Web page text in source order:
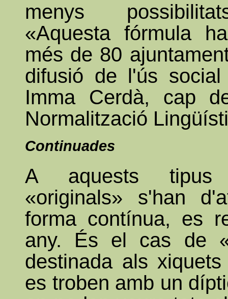
menys
«Aquesta fórmula
més de 80
difusió de l'ús
Imma Cerdà, cap
Normalització
Continuades
A aquests tipus
«originals» s'han
forma contínua, es
any. És el cas de
destinada als
es troben amb un